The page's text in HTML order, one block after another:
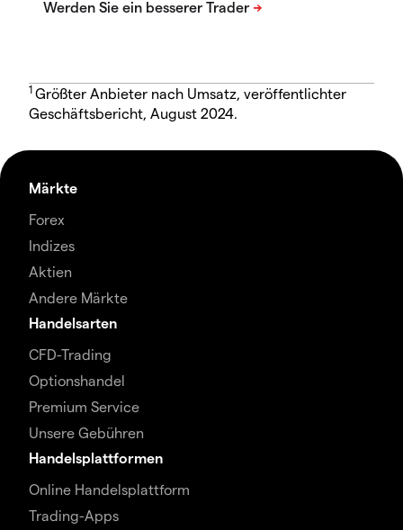
1 Größter Anbieter nach Umsatz, veröffentlichter
Geschäftsbericht, August 2024.
Märkte
Forex
Indizes
Aktien
Andere Märkte
Handelsarten
CFD-Trading
Optionshandel
Premium Service
Unsere Gebühren
Handelsplattformen
Online Handelsplattform
Trading-Apps